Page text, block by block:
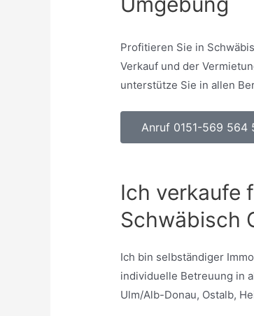
Profitieren Sie in
Verkauf und der
unterstütze Sie in allen
Anruf 0151-569 564
Ich verkaufe
Schwäbisch
Ich bin selbständiger
individuelle Betreuung in
Ulm/Alb-Donau, Ostalb,